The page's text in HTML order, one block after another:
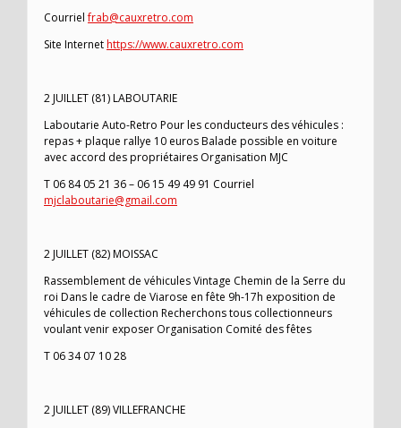
Courrielfrab@cauxretro.com
Site Internethttps://www.cauxretro.com
2 JUILLET (81) LABOUTARIE
Laboutarie Auto-Retro Pour les conducteurs des véhicules :
repas + plaque rallye 10 euros Balade possible en voiture
avec accord des propriétaires Organisation MJC
T 06 84 05 21 36 – 06 15 49 49 91 Courriel
mjclaboutarie@gmail.com
2 JUILLET (82) MOISSAC
Rassemblement de véhicules Vintage Chemin de la Serre du
roi Dans le cadre de Viarose en fête 9h-17h exposition de
véhicules de collection Recherchons tous collectionneurs
voulant venir exposer Organisation Comité des fêtes
T 06 34 07 10 28
2 JUILLET (89) VILLEFRANCHE